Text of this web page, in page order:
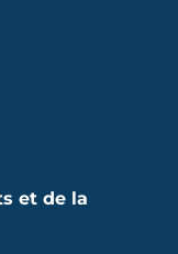
et de la